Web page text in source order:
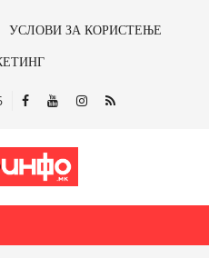
УСЛОВИ ЗА КОРИСТЕЊЕ